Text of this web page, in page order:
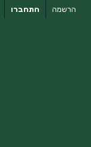
התחברו הרשמה